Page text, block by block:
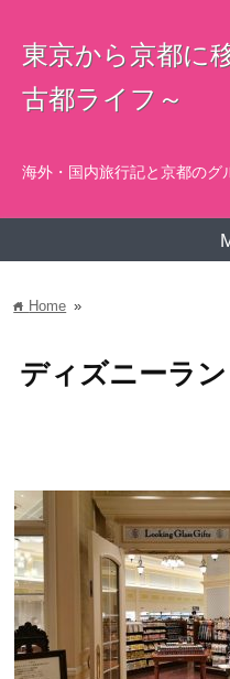
東京から京都に
古都ライフ～
海外・国内旅行記と京都のグ
home Home »
ディズニーラ